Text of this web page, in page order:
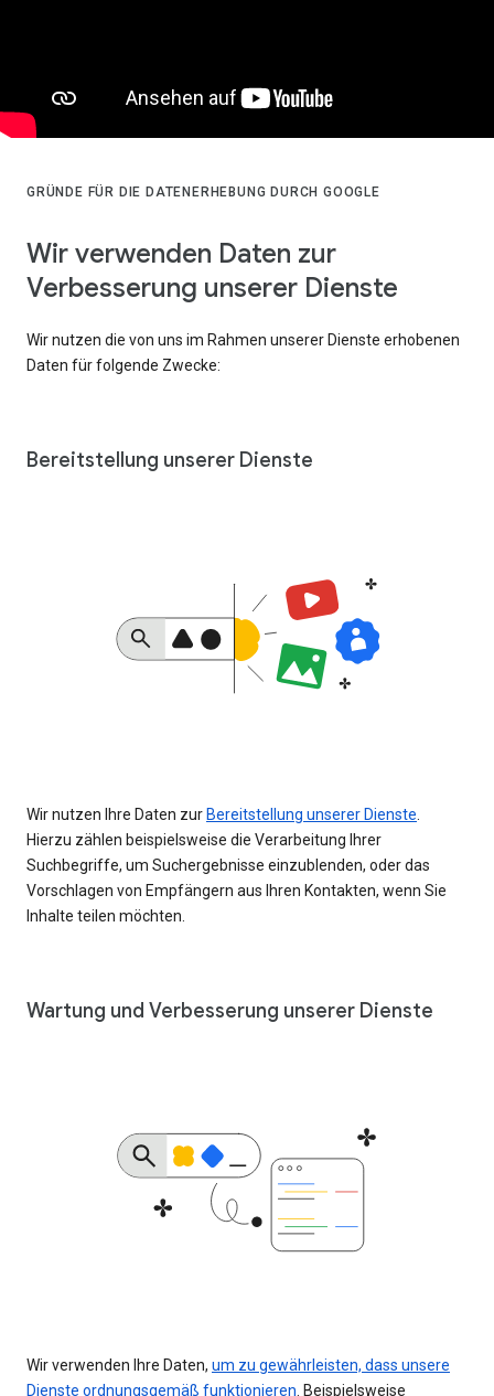
GRÜNDE FÜR DIE DATENERHEBUNG DURCH GOOGLE
Wir verwenden Daten zur
Verbesserung unserer Dienste
Wir nutzen die von uns im Rahmen unserer Dienste erhobenen
Daten für folgende Zwecke:
Bereitstellung unserer Dienste
Wir nutzen Ihre Daten zur Bereitstellung unserer Dienste
Hierzu zählen beispielsweise die Verarbeitung Ihrer
Suchbegriffe, um Suchergebnisse einzublenden, oder das
Vorschlagen von Empfängern aus Ihren Kontakten, wenn Sie
Inhalte teilen möchten.
Wartung und Verbesserung unserer Dienste
Wir verwenden Ihre Daten, um zu gewährleisten, dass unsere
Dienste ordnungsgemäß funktionieren . Beispielsweise